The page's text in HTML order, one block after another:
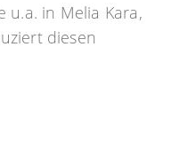
u.a. in Melia Kara,
diesen